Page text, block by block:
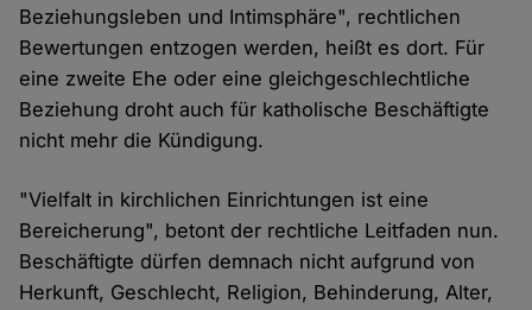
Beziehungsleben und Intimsphäre", rechtlichen
Bewertungen entzogen werden, heißt es dort. Für
eine zweite Ehe oder eine gleichgeschlechtliche
Beziehung droht auch für katholische Beschäftigte
nicht mehr die Kündigung.
"Vielfalt in kirchlichen Einrichtungen ist eine
Bereicherung", betont der rechtliche Leitfaden nun.
Beschäftigte dürfen demnach nicht aufgrund von
Herkunft, Geschlecht, Religion, Behinderung, Alter,